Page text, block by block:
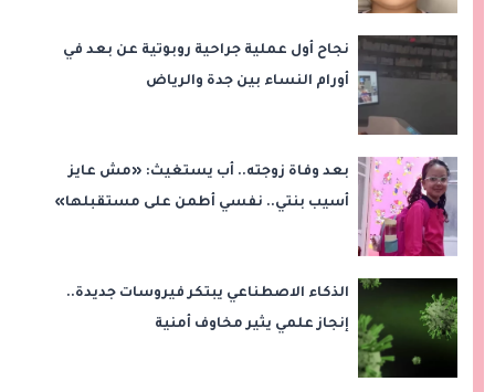
نجاح أول عملية جراحية روبوتية عن بعد في
أورام النساء بين جدة والرياض
بعد وفاة زوجته.. أب يستغيث: «مش عايز
أسيب بنتي.. نفسي أطمن على مستقبلها»
الذكاء الاصطناعي يبتكر فيروسات جديدة..
إنجاز علمي يثير مخاوف أمنية